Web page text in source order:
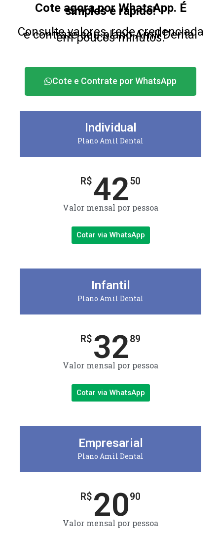
Cote agora por WhatsApp. É
simples e rápido!
Consulte valores, rede credenciada
e contrate seu plano Amil Dental
em poucos minutos.
Cote e Contrate por WhatsApp
Individual
Plano Amil Dental
R$4250
Valor mensal por pessoa
Cotar via WhatsApp
Infantil
Plano Amil Dental
R$ 3289
Valor mensal por pessoa
Cotar via WhatsApp
Empresarial
Plano Amil Dental
R$ 2090
Valor mensal por pessoa